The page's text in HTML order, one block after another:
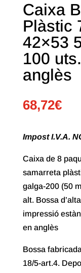
Caixa
Plàstic
42×53
100
anglès
68,72€
Impost I.V.A.
Caixa de 8
samarreta
galga-200 (50
alt. Bossa
impressió
en anglès
Bossa
18/5-art.4.